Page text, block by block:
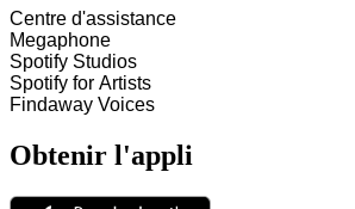
Centre d'assistance
Megaphone
Spotify Studios
Spotify for Artists
Findaway Voices
Obtenir l'appli